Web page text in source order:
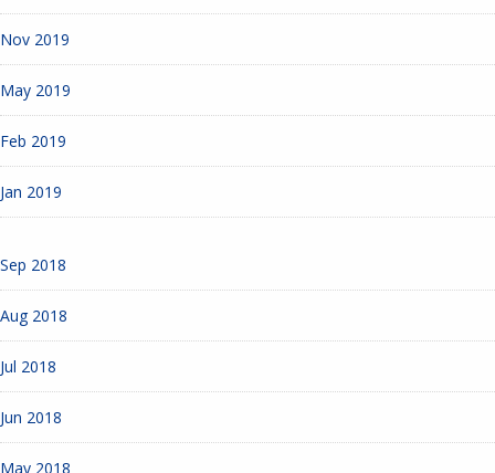
Nov 2019
May 2019
Feb 2019
Jan 2019
Sep 2018
Aug 2018
Jul 2018
Jun 2018
May 2018